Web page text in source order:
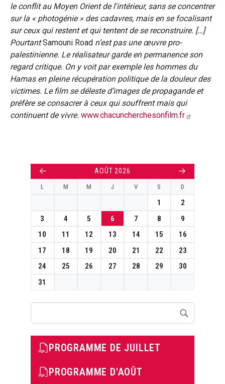
le conflit au Moyen Orient de l'intérieur, sans se concentrer
sur la « photogénie » des cadavres, mais en se focalisant
sur ceux qui restent et qui tentent de se reconstruire. […]
PourtantSamouni Road n’est pas une œuvre pro-
palestinienne. Le réalisateur garde en permanence son
regard critique. On y voit par exemple les hommes du
Hamas en pleine récupération politique de la douleur des
victimes. Le film se déleste d’images de propagande et
préfère se consacrer à ceux qui souffrent mais qui
continuent de vivre. www.chacuncherchesonfilm.fr
← AOÛT 2026 →
L M M J V S D
1
2
3
4 5 6 7 8
9
10
11 12 13 14 15
16
17
18 19 20 21 22
23
24
25 26 27 28 29
30
31
PROGRAMME DE JUILLET
PROGRAMME D'AOÛT